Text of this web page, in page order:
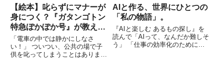
【絵本】叱らずにマナーが
身につく？『ガタンゴトン
特急ぽかぽか号』が教えて
くれる「やさしさ」の魔法
「電車の中では静かにしなさ
い！」 ついつい、公共の場で子
供を叱ってしまうことはありませ
AIと作る、世界にひとつの
「私の物語」。
『AIと楽しむ あるもの探し』を
読んで「AIって、なんだか難しそ
う」 「仕事の効率化のために使